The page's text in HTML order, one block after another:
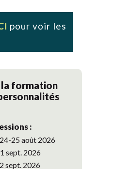
pour voir les
formation
:
25 août 2026
sept. 2026
sept. 2026